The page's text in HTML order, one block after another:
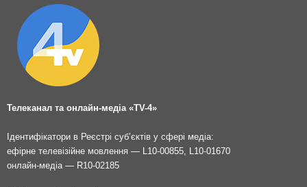
Телеканал та онлайн-медіа «TV-4»
Ідентифікатори в Реєстрі суб’єктів у сфері медіа:
ефірне телевізійне мовлення — L10-00855, L10-01670
онлайн-медіа — R10-02185